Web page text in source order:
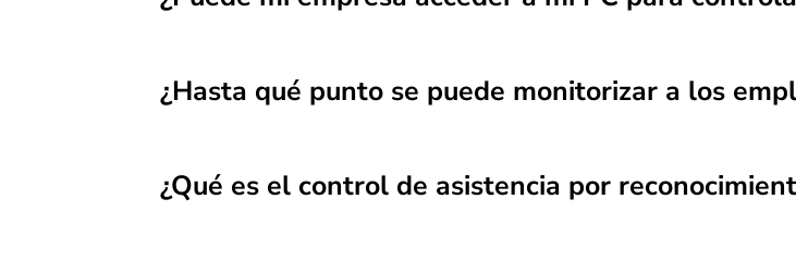
¿Hasta qué punto se puede monitorizar a los
¿Qué es el control de asistencia por